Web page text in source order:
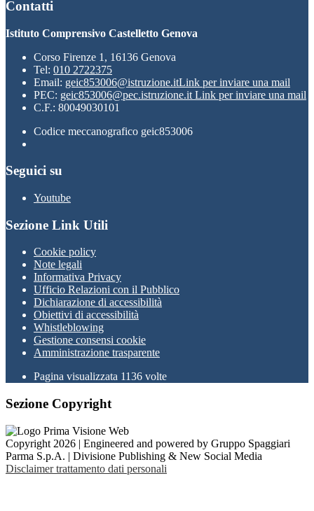
Contatti
Istituto Comprensivo Castelletto Genova
Corso Firenze 1, 16136 Genova
Tel: 010 2722375
Email: geic853006@istruzione.itLink per inviare una mail
PEC: geic853006@pec.istruzione.it Link per inviare una mail
C.F.: 80049030101
Codice meccanografico geic853006
Seguici su
Youtube
Sezione Link Utili
Cookie policy
Note legali
Informativa Privacy
Ufficio Relazioni con il Pubblico
Dichiarazione di accessibilità
Obiettivi di accessibilità
Whistleblowing
Gestione consensi cookie
Amministrazione trasparente
Pagina visualizzata 1136 volte
Sezione Copyright
Copyright 2026 | Engineered and powered by Gruppo Spaggiari
Parma S.p.A. | Divisione Publishing & New Social Media
Disclaimer trattamento dati personali